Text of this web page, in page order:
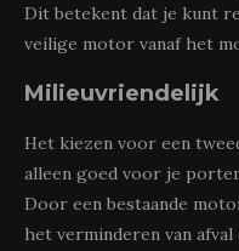
Dit betekent dat je kunt
veilige motor vanaf het
Milieuvriendelijk
Het kiezen voor een
alleen goed voor je
Door een bestaande
het verminderen van afval